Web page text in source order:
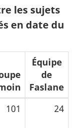
les sujets
en date du
Équipe
de
Faslane
101 24